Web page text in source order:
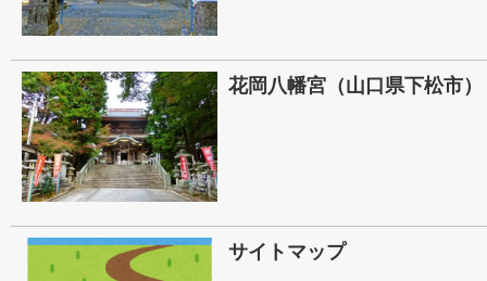
花岡八幡宮（山口県下松市）
サイトマップ